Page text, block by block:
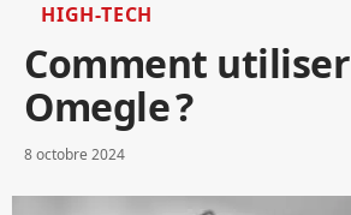
HIGH-TECH
Comment utiliser
Omegle ?
8 octobre 2024